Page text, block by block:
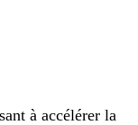
à accélérer la